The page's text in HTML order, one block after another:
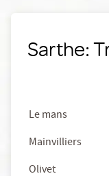
Sarthe:
Le mans
Mainvilliers
Olivet